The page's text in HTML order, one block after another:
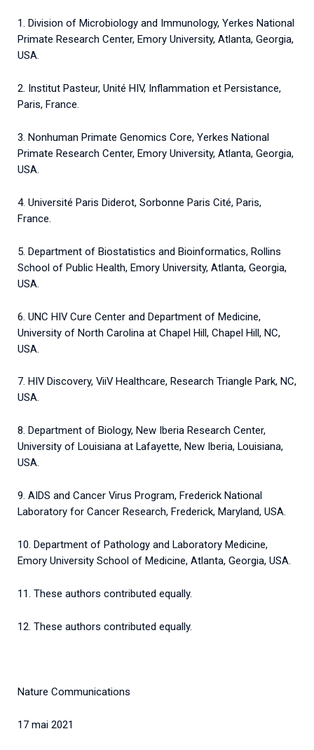
1. Division of Microbiology and Immunology, Yerkes National
Primate Research Center, Emory University, Atlanta, Georgia,
USA.
2. Institut Pasteur, Unité HIV, Inflammation et Persistance,
Paris, France.
3. Nonhuman Primate Genomics Core, Yerkes National
Primate Research Center, Emory University, Atlanta, Georgia,
USA.
4. Université Paris Diderot, Sorbonne Paris Cité, Paris,
France.
5. Department of Biostatistics and Bioinformatics, Rollins
School of Public Health, Emory University, Atlanta, Georgia,
USA.
6. UNC HIV Cure Center and Department of Medicine,
University of North Carolina at Chapel Hill, Chapel Hill, NC,
USA.
7. HIV Discovery, ViiV Healthcare, Research Triangle Park, NC,
USA.
8. Department of Biology, New Iberia Research Center,
University of Louisiana at Lafayette, New Iberia, Louisiana,
USA.
9. AIDS and Cancer Virus Program, Frederick National
Laboratory for Cancer Research, Frederick, Maryland, USA.
10. Department of Pathology and Laboratory Medicine,
Emory University School of Medicine, Atlanta, Georgia, USA.
11. These authors contributed equally.
12. These authors contributed equally.
Nature Communications
17 mai 2021